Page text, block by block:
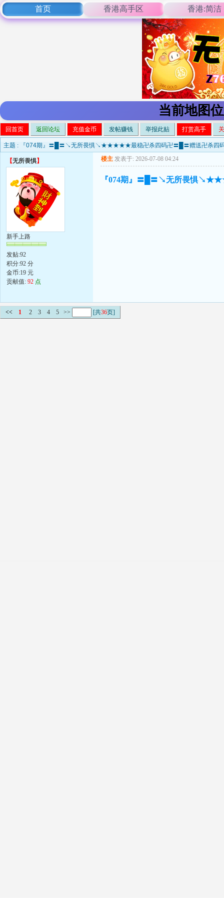
首页 香港高手区 香港:简洁
当前地图
回首页 返回论坛 充值金币 发帖赚钱 举报此贴 打赏高手
主题 : 『074期』〓█〓↘无所畏惧↘★★★★★最稳卍杀四码卍〓█〓赠送卍杀四
【无所畏惧】
新手上路
发贴:92
积分:92 分
金币:19 元
贡献值: 92 点
楼主 发表于: 2026-07-08 04:24
『074期』〓█〓↘无所畏惧
<< 1 2 3 4 5 >> [共36页]